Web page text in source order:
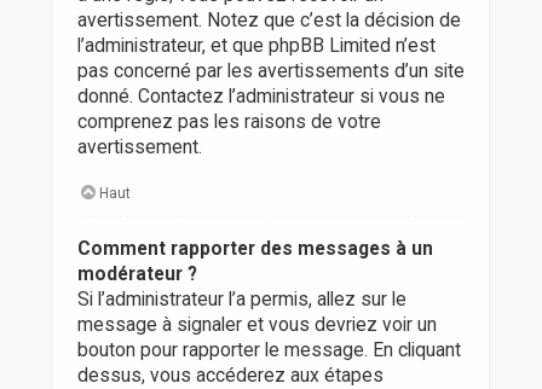
avertissement. Notez que c’est la décision de
l’administrateur, et que phpBB Limited n’est
pas concerné par les avertissements d’un site
donné. Contactez l’administrateur si vous ne
comprenez pas les raisons de votre
avertissement.
Haut
Comment rapporter des messages à un
modérateur ?
Si l’administrateur l’a permis, allez sur le
message à signaler et vous devriez voir un
bouton pour rapporter le message. En cliquant
dessus, vous accéderez aux étapes